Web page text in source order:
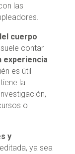
las
cuerpo
contar
experiencia
es útil
tiene la
o
y
ya sea